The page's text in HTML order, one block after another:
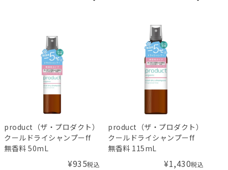
product（ザ・プロダクト）
クールドライシャンプーff
無香料 50mL
¥935税込
product（ザ・プロダクト）
クールドライシャンプーff
無香料 115mL
¥1,430税込